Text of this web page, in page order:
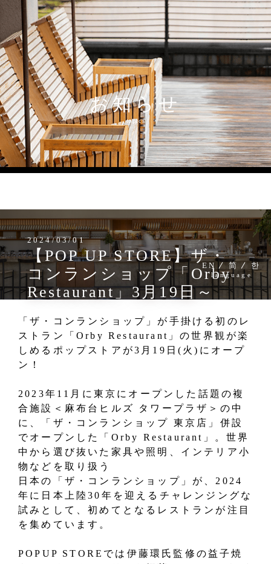
EN 简 한
language
MENU
お知らせ
topics
2024/03/01
【POP UP STORE】ザ・
コンランショップ「Orby
Restaurant」3月19日～
「ザ・コンランショップ」が手掛ける初のレ
ストラン「Orby Restaurant」の世界観が楽
しめるポップストアが3月19日(火)にオープ
ン！
2023年11月に東京にオープンした話題の複
合施設＜麻布台ヒルズ タワープラザ＞の中
に、「ザ・コンランショップ 東京店」併設
でオープンした「Orby Restaurant」。世界
中から選び抜いた家具や照明、インテリア小
物などを取り扱う
日本の「ザ・コンランショップ」が、2024
年に日本上陸30年を迎えるチャレンジングな
試みとして、初めてとなるレストランが注目
を集めています。
POPUP STOREでは伊藤環氏監修の益子焼